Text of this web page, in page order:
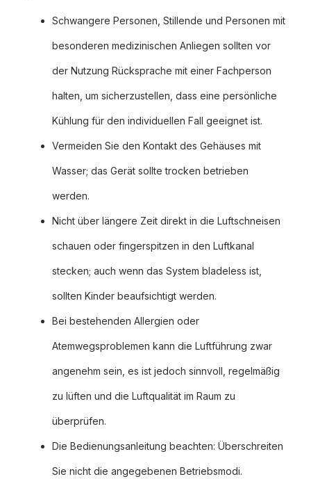
Schwangere Personen, Stillende und Personen mit
besonderen medizinischen Anliegen sollten vor
der Nutzung Rücksprache mit einer Fachperson
halten, um sicherzustellen, dass eine persönliche
Kühlung für den individuellen Fall geeignet ist.
Vermeiden Sie den Kontakt des Gehäuses mit
Wasser; das Gerät sollte trocken betrieben
werden.
Nicht über längere Zeit direkt in die Luftschneisen
schauen oder fingerspitzen in den Luftkanal
stecken; auch wenn das System bladeless ist,
sollten Kinder beaufsichtigt werden.
Bei bestehenden Allergien oder
Atemwegsproblemen kann die Luftführung zwar
angenehm sein, es ist jedoch sinnvoll, regelmäßig
zu lüften und die Luftqualität im Raum zu
überprüfen.
Die Bedienungsanleitung beachten: Überschreiten
Sie nicht die angegebenen Betriebsmodi.